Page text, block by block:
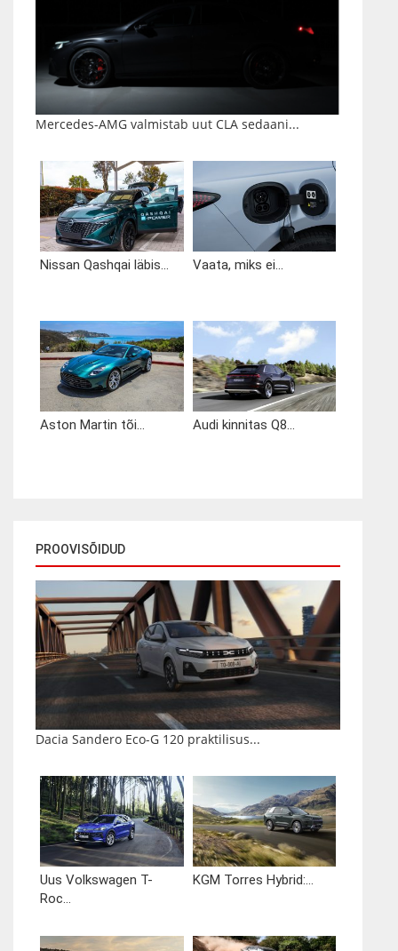
Mercedes-AMG valmistab uut CLA sedaani...
Nissan Qashqai läbis... Vaata, miks ei...
Aston Martin tõi... Audi kinnitas Q8...
PROOVISÕIDUD
Dacia Sandero Eco-G 120 praktilisus...
Uus Volkswagen T-
Roc...
KGM Torres Hybrid:...